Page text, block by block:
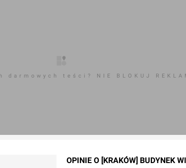
darmowych teści? NIE BLOKUJ
OPINIE O [KRAKÓW] BUDYNEK